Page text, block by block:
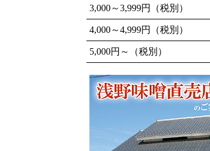
3,000～3,999円（税別）
4,000～4,999円（税別）
5,000円～（税別）